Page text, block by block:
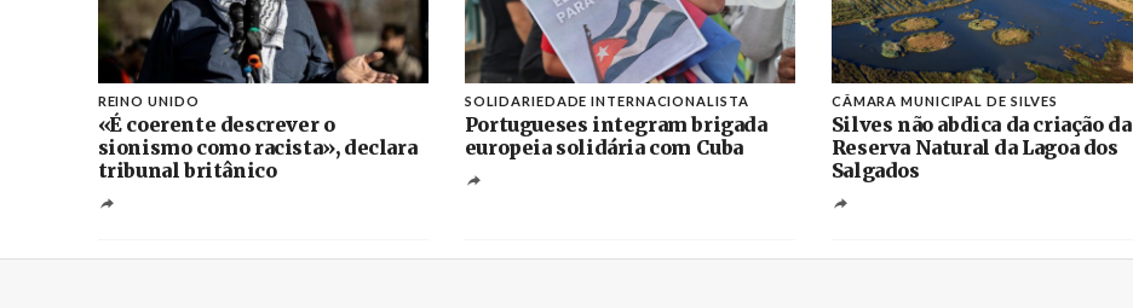
REINO UNIDO
«É coerente descrever o
sionismo como racista», declara
tribunal britânico
SOLIDARIEDADE INTERNACIONALISTA
Portugueses integram brigada
europeia solidária com Cuba
CÂMARA MUNICIPAL DE SILVES
Silves não abdica da criação da
Reserva Natural da Lagoa dos
Salgados